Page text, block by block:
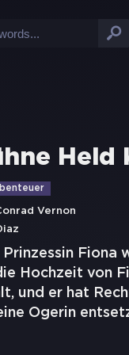
Held
Vernon
Fiona
Hochzeit von
und er hat
Ogerin